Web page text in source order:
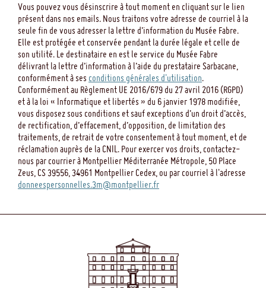
Vous pouvez vous désinscrire à tout moment en cliquant sur le lien
présent dans nos emails. Nous traitons votre adresse de courriel à la
seule fin de vous adresser la lettre d’information du Musée Fabre.
Elle est protégée et conservée pendant la durée légale et celle de
son utilité. Le destinataire en est le service du Musée Fabre
délivrant la lettre d’information à l’aide du prestataire Sarbacane,
conformément à ses conditions générales d'utilisation.
Conformément au Règlement UE 2016/679 du 27 avril 2016 (RGPD)
et à la loi « Informatique et libertés » du 6 janvier 1978 modifiée,
vous disposez sous conditions et sauf exceptions d’un droit d’accès,
de rectification, d’effacement, d’opposition, de limitation des
traitements, de retrait de votre consentement à tout moment, et de
réclamation auprès de la CNIL. Pour exercer vos droits, contactez-
nous par courrier à Montpellier Méditerranée Métropole, 50 Place
Zeus, CS 39556, 34961 Montpellier Cedex, ou par courriel à l'adresse
donneespersonnelles.3m@montpellier.fr